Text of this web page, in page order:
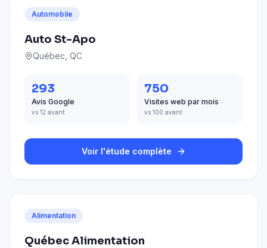
Automobile
Auto St-Apo
Québec, QC
293
Avis Google
vs 12 avant
750
Visites web par mois
vs 100 avant
Voir l'étude complète
Alimentation
Québec Alimentation